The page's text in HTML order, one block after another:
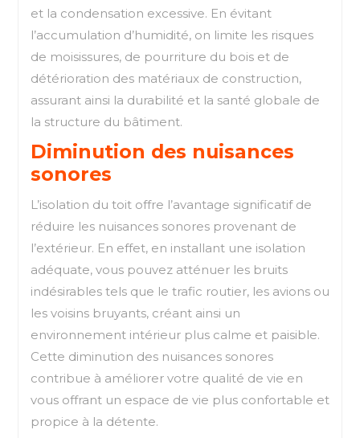
et la condensation excessive. En évitant
l’accumulation d’humidité, on limite les risques
de moisissures, de pourriture du bois et de
détérioration des matériaux de construction,
assurant ainsi la durabilité et la santé globale de
la structure du bâtiment.
Diminution des nuisances
sonores
L’isolation du toit offre l’avantage significatif de
réduire les nuisances sonores provenant de
l’extérieur. En effet, en installant une isolation
adéquate, vous pouvez atténuer les bruits
indésirables tels que le trafic routier, les avions ou
les voisins bruyants, créant ainsi un
environnement intérieur plus calme et paisible.
Cette diminution des nuisances sonores
contribue à améliorer votre qualité de vie en
vous offrant un espace de vie plus confortable et
propice à la détente.